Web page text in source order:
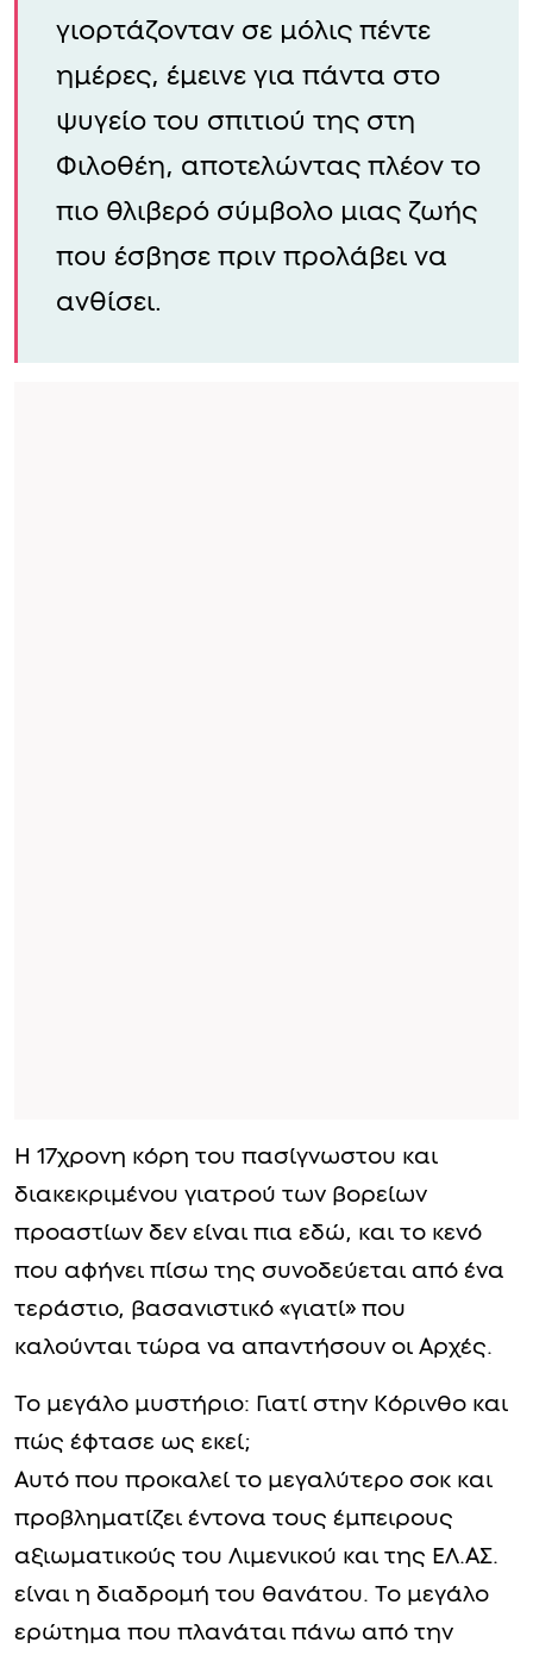
γιορτάζονταν σε μόλις πέντε
ημέρες, έμεινε για πάντα στο
ψυγείο του σπιτιού της στη
Φιλοθέη, αποτελώντας πλέον το
πιο θλιβερό σύμβολο μιας ζωής
που έσβησε πριν προλάβει να
ανθίσει.
Η 17χρονη κόρη του πασίγνωστου και
διακεκριμένου γιατρού των βορείων
προαστίων δεν είναι πια εδώ, και το κενό
που αφήνει πίσω της συνοδεύεται από ένα
τεράστιο, βασανιστικό «γιατί» που
καλούνται τώρα να απαντήσουν οι Αρχές.
Το μεγάλο μυστήριο: Γιατί στην Κόρινθο και
πώς έφτασε ως εκεί;
Αυτό που προκαλεί το μεγαλύτερο σοκ και
προβληματίζει έντονα τους έμπειρους
αξιωματικούς του Λιμενικού και της ΕΛ.ΑΣ.
είναι η διαδρομή του θανάτου. Το μεγάλο
ερώτημα που πλανάται πάνω από την